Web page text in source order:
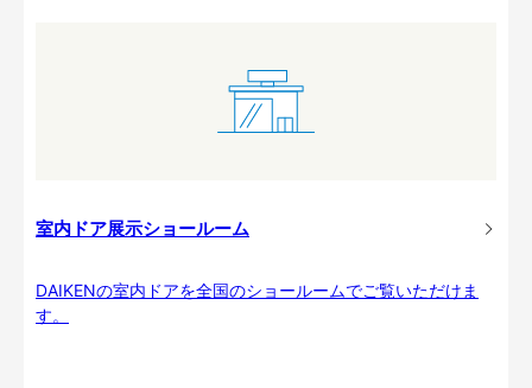
室内ドア展示ショールーム
DAIKENの室内ドアを全国のショールームでご覧いただけま
す。